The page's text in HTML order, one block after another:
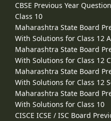
CBSE Previous Year
Class 10
Maharashtra State Board
With Solutions for Class 12
Maharashtra State Board
With Solutions for Class 12
Maharashtra State Board
With Solutions for Class 12
Maharashtra State Board
With Solutions for Class 10
CISCE ICSE / ISC Board